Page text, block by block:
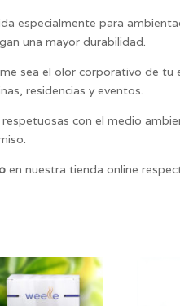
especialmente para
una mayor durabilidad.
sea el olor corporativo de
residencias y eventos.
con el medio
en nuestra tienda online